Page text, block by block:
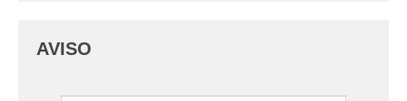
AVISO